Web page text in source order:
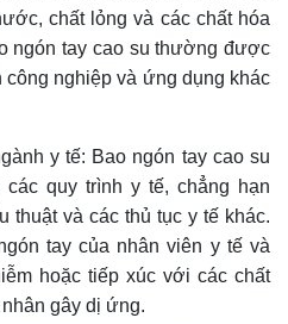
chất lỏng và các chất hóa
ngón tay cao su thường được
nghiệp và ứng dụng khác
y tế: Bao ngón tay cao su
quy trình y tế, chẳng hạn
thuật và các thủ tục y tế khác.
tay của nhân viên y tế và
hoặc tiếp xúc với các chất
gây dị ứng.